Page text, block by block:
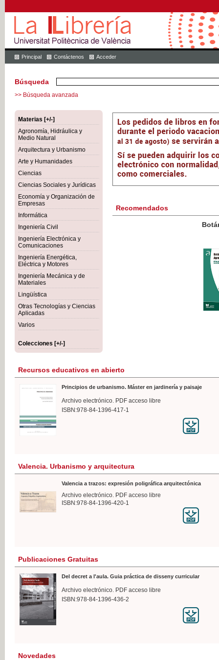
Principal Contáctenos Acceder
Búsqueda
>> Búsqueda avanzada
Materias [+/-]
Agronomía, Hidráulica y
Medio Natural
Arquitectura y Urbanismo
Arte y Humanidades
Ciencias
Ciencias Sociales y Jurídicas
Economía y Organización de
Empresas
Informática
Ingeniería Civil
Ingeniería Electrónica y
Comunicaciones
Ingeniería Energética,
Eléctrica y Motores
Ingeniería Mecánica y de
Materiales
Lingüística
Otras Tecnologías y Ciencias
Aplicadas
Varios
Colecciones [+/-]
Recomendados
IVA
Recursos educativos en abierto
Principios de urbanismo. Máster en jardinería y paisaje
Archivo electrónico. PDF acceso libre
ISBN:978-84-1396-417-1
Valencia. Urbanismo y arquitectura
Valencia a trazos: expresión poligráfica arquitectónica
Archivo electrónico. PDF acceso libre
ISBN:978-84-1396-420-1
Publicaciones Gratuitas
Del decret a l'aula. Guia práctica de disseny curricular
Archivo electrónico. PDF acceso libre
ISBN:978-84-1396-436-2
Novedades